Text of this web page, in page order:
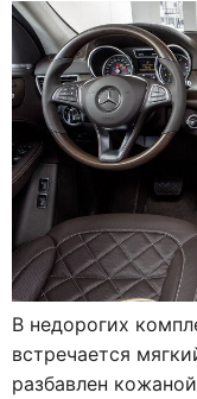
В недорогих
встречается
разбавлен